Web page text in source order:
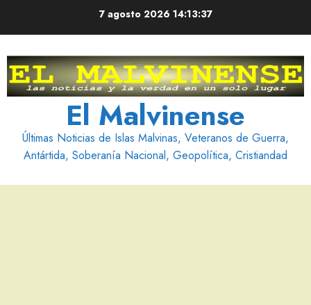
7 agosto 2026 14:13:37
El Malvinense
Últimas Noticias de Islas Malvinas, Veteranos de Guerra,
Antártida, Soberanía Nacional, Geopolítica, Cristiandad